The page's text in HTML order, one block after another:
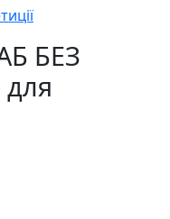
БЕЗ
для